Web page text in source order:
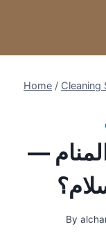
Home / Cleaning
—
By